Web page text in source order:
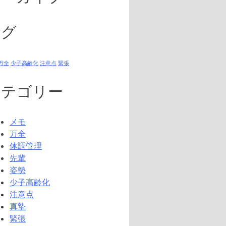
全 少子高齢化 注意点 緊張
ゴリー
メモ
万全
体調管理
先輩
姿勢
少子高齢化
注意点
真摯
緊張